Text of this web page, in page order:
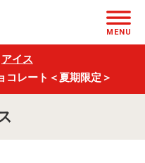
MENU
アイス
レート＜夏期限定＞